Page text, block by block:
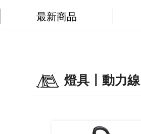
最新商品
燈具〡動力線